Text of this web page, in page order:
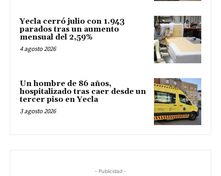
Yecla cerró julio con 1.943
parados tras un aumento
mensual del 2,59%
4 agosto 2026
Un hombre de 86 años,
hospitalizado tras caer desde un
tercer piso en Yecla
3 agosto 2026
- Publicidad -